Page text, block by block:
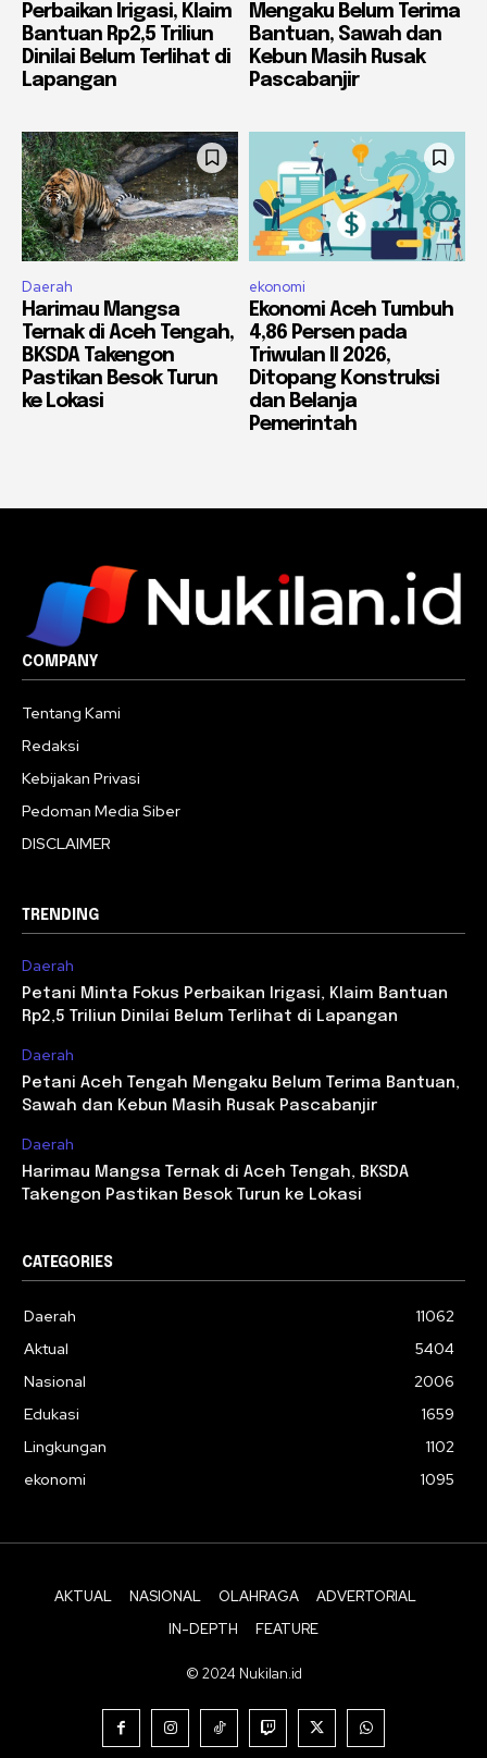
Perbaikan Irigasi, Klaim
Bantuan Rp2,5 Triliun
Dinilai Belum Terlihat di
Lapangan
Mengaku Belum Terima
Bantuan, Sawah dan
Kebun Masih Rusak
Pascabanjir
Daerah
Harimau Mangsa
Ternak di Aceh Tengah,
BKSDA Takengon
Pastikan Besok Turun
ke Lokasi
ekonomi
Ekonomi Aceh Tumbuh
4,86 Persen pada
Triwulan II 2026,
Ditopang Konstruksi
dan Belanja
Pemerintah
COMPANY
Tentang Kami
Redaksi
Kebijakan Privasi
Pedoman Media Siber
DISCLAIMER
TRENDING
Daerah
Petani Minta Fokus Perbaikan Irigasi, Klaim Bantuan
Rp2,5 Triliun Dinilai Belum Terlihat di Lapangan
Daerah
Petani Aceh Tengah Mengaku Belum Terima Bantuan,
Sawah dan Kebun Masih Rusak Pascabanjir
Daerah
Harimau Mangsa Ternak di Aceh Tengah, BKSDA
Takengon Pastikan Besok Turun ke Lokasi
CATEGORIES
Daerah
11062
Aktual
5404
Nasional
2006
Edukasi
1659
Lingkungan
1102
ekonomi
1095
AKTUAL NASIONAL OLAHRAGA
ADVERTORIAL
IN-DEPTH
FEATURE
© 2024 Nukilan.id